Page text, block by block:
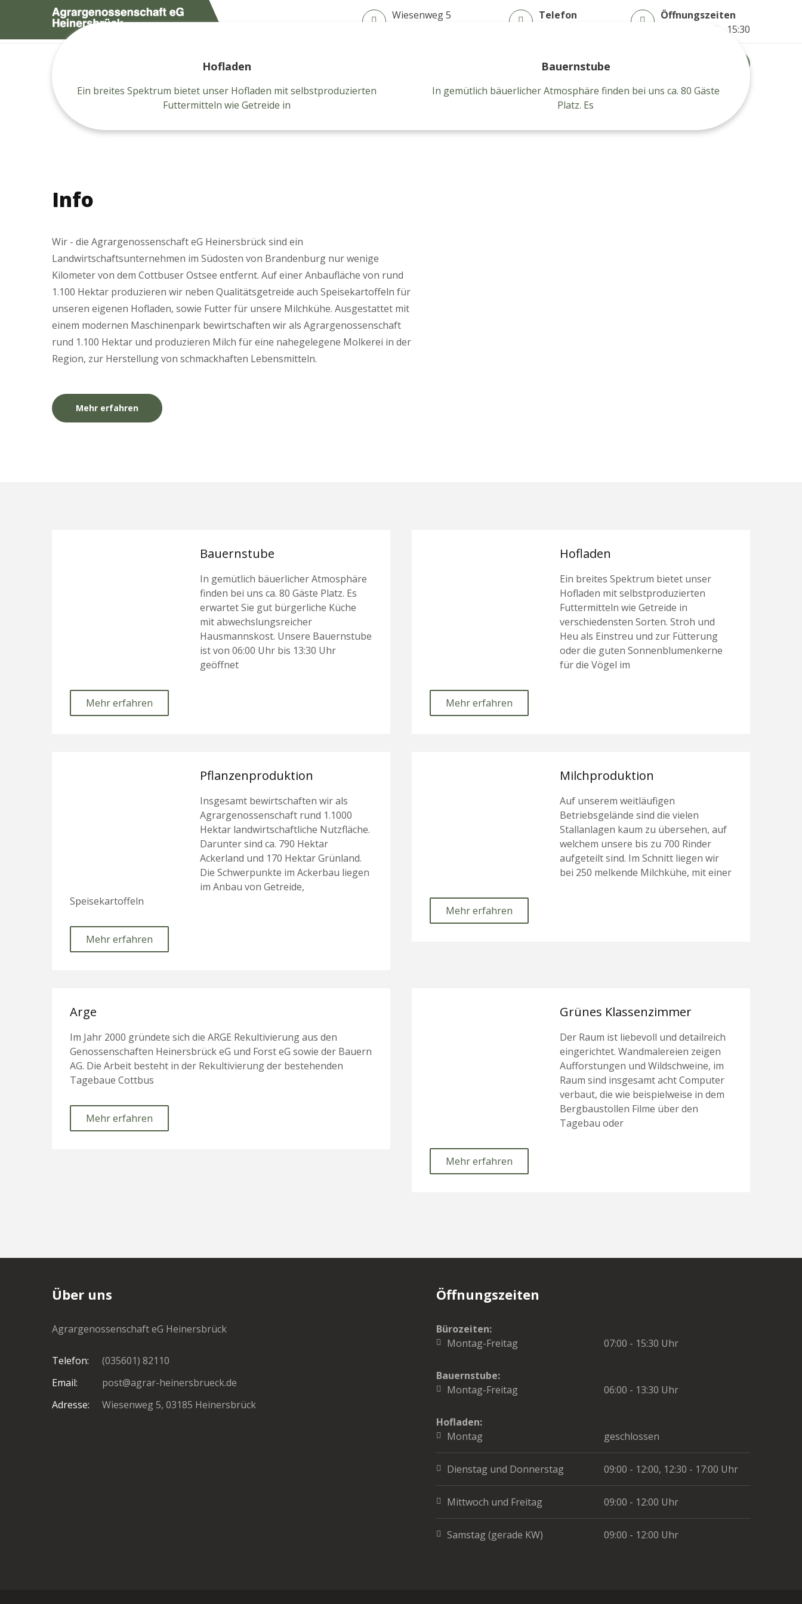
Wiesenweg 5
Telefon
Öffnungszeiten
Mo - Fr 07:00 - 15:30
Milchproduktion
Hofladen
Ein breites Spektrum bietet unser Hofladen mit selbstproduzierten
Futtermitteln wie Getreide in
Bauernstube
In gemütlich bäuerlicher Atmosphäre finden bei uns ca. 80 Gäste
Platz. Es
Info
Wir - die Agrargenossenschaft eG Heinersbrück sind ein
Landwirtschaftsunternehmen im Südosten von Brandenburg nur wenige
Kilometer von dem Cottbuser Ostsee entfernt. Auf einer Anbaufläche von rund
1.100 Hektar produzieren wir neben Qualitätsgetreide auch Speisekartoffeln für
unseren eigenen Hofladen, sowie Futter für unsere Milchkühe. Ausgestattet mit
einem modernen Maschinenpark bewirtschaften wir als Agrargenossenschaft
rund 1.100 Hektar und produzieren Milch für eine nahegelegene Molkerei in der
Region, zur Herstellung von schmackhaften Lebensmitteln.
Mehr erfahren
Bauernstube
In gemütlich bäuerlicher Atmosphäre
finden bei uns ca. 80 Gäste Platz. Es
erwartet Sie gut bürgerliche Küche
mit abwechslungsreicher
Hausmannskost. Unsere Bauernstube
ist von 06:00 Uhr bis 13:30 Uhr
geöffnet
Mehr erfahren
Hofladen
Ein breites Spektrum bietet unser
Hofladen mit selbstproduzierten
Futtermitteln wie Getreide in
verschiedensten Sorten. Stroh und
Heu als Einstreu und zur Fütterung
oder die guten Sonnenblumenkerne
für die Vögel im
Mehr erfahren
Pflanzenproduktion
Insgesamt bewirtschaften wir als
Agrargenossenschaft rund 1.1000
Hektar landwirtschaftliche Nutzfläche.
Darunter sind ca. 790 Hektar
Ackerland und 170 Hektar Grünland.
Die Schwerpunkte im Ackerbau liegen
im Anbau von Getreide,
Speisekartoffeln
Mehr erfahren
Milchproduktion
Auf unserem weitläufigen
Betriebsgelände sind die vielen
Stallanlagen kaum zu übersehen, auf
welchem unsere bis zu 700 Rinder
aufgeteilt sind. Im Schnitt liegen wir
bei 250 melkende Milchkühe, mit einer
Mehr erfahren
Arge
Im Jahr 2000 gründete sich die ARGE Rekultivierung aus den
Genossenschaften Heinersbrück eG und Forst eG sowie der Bauern
AG. Die Arbeit besteht in der Rekultivierung der bestehenden
Tagebaue Cottbus
Mehr erfahren
Grünes Klassenzimmer
Der Raum ist liebevoll und detailreich
eingerichtet. Wandmalereien zeigen
Aufforstungen und Wildschweine, im
Raum sind insgesamt acht Computer
verbaut, die wie beispielweise in dem
Bergbaustollen Filme über den
Tagebau oder
Mehr erfahren
Über uns
Agrargenossenschaft eG Heinersbrück
Telefon:
(035601) 82110
Email:
post@agrar-heinersbrueck.de
Adresse:
Wiesenweg 5, 03185 Heinersbrück
Öffnungszeiten
Bürozeiten:
Montag-Freitag
07:00 - 15:30 Uhr
Bauernstube:
Montag-Freitag
06:00 - 13:30 Uhr
Hofladen:
Montag
geschlossen
Dienstag und Donnerstag 09:00 - 12:00, 12:30 - 17:00 Uhr
Mittwoch und Freitag 09:00 - 12:00 Uhr
Samstag (gerade KW) 09:00 - 12:00 Uhr